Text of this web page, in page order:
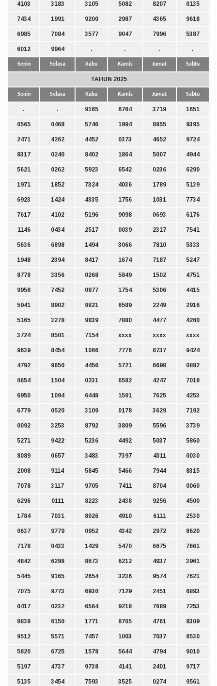
4103 3183 3105 5082 8207 0135
7434 1991 9200 2987 4365 9618
6985 7084 3577 9047 7996 5387
6012 9964 . . . .
Senin Selasa Rabu Kamis Jumat Sabtu
TAHUN 2025
Senin Selasa Rabu Kamis Jumat Sabtu
. . 9165 6764 3719 1651
0565 0468 5746 1994 8855 9395
2471 4262 4452 0373 4652 9724
8317 0240 8402 1864 5007 4944
5621 0262 5923 6542 0236 6290
1971 1852 7324 4036 1789 5139
6923 1424 4335 1756 1031 7734
7617 4102 5196 9098 0693 6176
1146 0434 2517 0039 2317 7541
5636 6898 1494 3066 7810 5333
1948 2394 8417 1674 7187 5247
8778 3356 0268 5849 1502 4751
9958 7452 0877 1754 5306 4415
5941 8902 9821 6589 2249 2916
5165 3278 9839 7880 4477 4260
3724 8501 7154 xxxx xxxx xxxx
9639 8454 1066 7776 6737 9424
4792 9650 4456 5721 6698 0882
0654 1504 0231 6582 4247 7018
6950 1094 6448 1591 7625 4253
6779 0520 3109 0178 3629 7192
0092 3253 8792 3809 5596 3739
5271 9422 5236 4492 5037 5860
8089 0657 3483 7397 4311 0030
2008 9114 5845 5466 7944 8315
7078 3117 9705 7411 8704 0060
6296 0111 8223 2438 9256 4500
1784 7031 8026 4910 6111 2530
0637 9779 0952 4342 2972 8620
7178 0433 1429 5470 6675 7661
4842 6298 8673 6212 4937 3961
5445 9165 2654 3236 9574 7621
7075 9773 6930 7129 2451 6893
0417 0232 6564 9218 7689 7253
8838 6150 1771 8705 4761 8309
9512 5571 7457 1003 7037 8530
5820 6725 1578 5644 4794 9010
5197 4737 9738 4141 2401 9717
5135 3454 7593 3525 0274 9561